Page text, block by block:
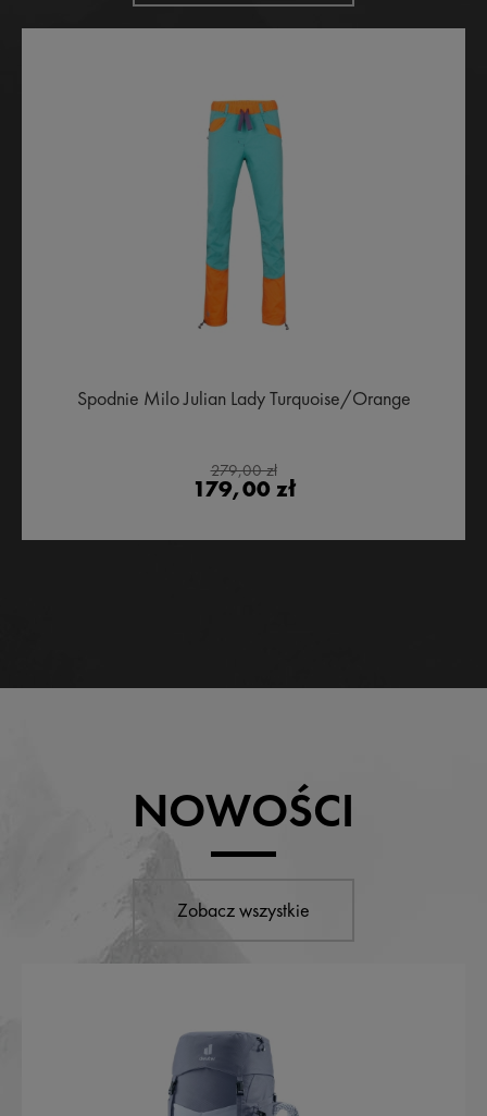
Spodnie Milo Julian Lady Turquoise/Orange
279,00 zł
179,00 zł
NOWOŚCI
Zobacz wszystkie